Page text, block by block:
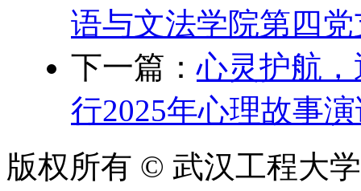
语与文法学院第四
下一篇：心灵护航
行2025年心理故事
版权所有 © 武汉工程大